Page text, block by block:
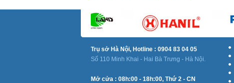
Trụ sở Hà Nội, Hotline : 0904 83 04 05
Số 110 Minh Khai - Hai Bà Trưng - Hà Nội.
Mở cửa : 08h:00 - 18h:00, Thứ 2 - CN